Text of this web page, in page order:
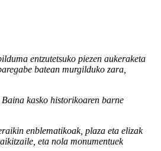
entzutetsuko piezen aukeraketa
batean murgilduko zara,
kasko historikoaren barne
enblematikoak, plaza eta elizak
eta nola monumentuek